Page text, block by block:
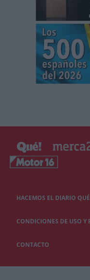
HACEMOS EL DIARIO
CONDICIONES DE USO Y
CONTACTO